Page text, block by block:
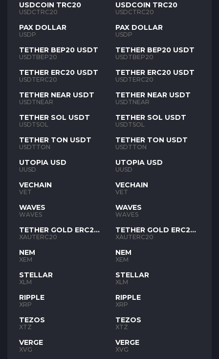
USDCOIN TRC20
USDCTRC20
PAX DOLLAR
USDP
TETHER BEP20 USDT
USDTBEP20
TETHER ERC20 USDT
USDTERC20
TETHER NEAR USDT
USDTNEAR
TETHER SOL USDT
USDTSOL
TETHER TON USDT
USDTTON
UTOPIA USD
UUSD
VECHAIN
VET
WAVES
WAVES
TETHER GOLD ERC20
XAUT
XAUTERC20
NEM
XEM
STELLAR
XLM
RIPPLE
XRP
TEZOS
XTZ
VERGE
XVG
USDCOIN TRC20
USDCTRC20
PAX DOLLAR
USDP
TETHER BEP20 USDT
USDTBEP20
TETHER ERC20 USDT
USDTERC20
TETHER NEAR USDT
USDTNEAR
TETHER SOL USDT
USDTSOL
TETHER TON USDT
USDTTON
UTOPIA USD
UUSD
VECHAIN
VET
WAVES
WAVES
TETHER GOLD ERC20
XAUT
XAUTERC20
NEM
XEM
STELLAR
XLM
RIPPLE
XRP
TEZOS
XTZ
VERGE
XVG